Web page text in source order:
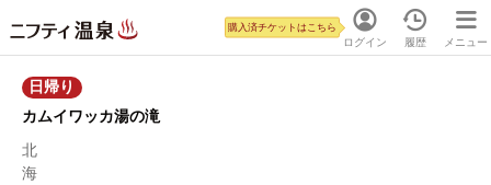
ログイン
購入済チケットはこちら
履歴 メニュー
日帰り
カムイワッカ湯の滝
北
海